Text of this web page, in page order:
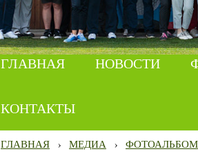
ГЛАВНАЯ НОВОСТИ
КОНТАКТЫ
ГЛАВНАЯ › МЕДИА ›